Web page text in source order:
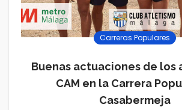
Carreras Populares
Buenas actuaciones de los
CAM en la Carrera
Casabermeja